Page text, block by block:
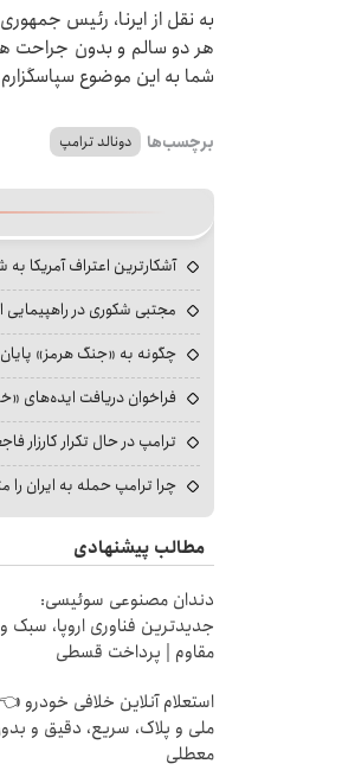
به نقل از ایرنا، رئیس
هر دو سالم و بدون جراحت
شما به این موضوع
برچسب‌ها دونالد ترامپ
آشکارترین اعتراف آمریکا به
مجتبی شکوری در راهپیمایی
چگونه به «جنگ هرمز»
فراخوان دریافت ایده‌های
ترامپ در حال تکرار کارزار
چرا ترامپ حمله به ایران
مطالب پیشنهادی
دندان مصنوعی سوئیسی:
جدیدترین فناوری اروپا، سبک و
مقاوم | پرداخت قسطی
استعلام آنلاین خلافی خودرو
ملی و پلاک، سریع، دقیق و
معطلی